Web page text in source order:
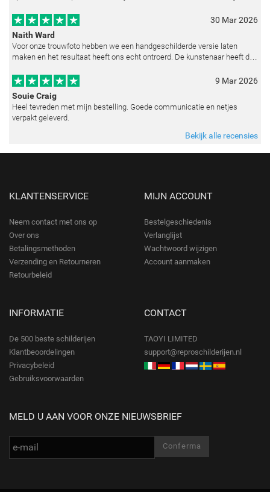
30 Mar 2026
Naith Ward
Voor onze trouwfoto hebben we een handgeschilderde versie laten
maken en het resultaat heeft ons echt ontroerd. De kunstenaar heeft de
9 Mar 2026
Souie Craig
Heel tevreden met mijn bestelling. Goede communicatie en netjes
verpakt geleverd.
Bekijk alle recensies
KLANTENSERVICE
Neem contact met ons op
Over ons
Betalingsmethoden
Verzending en Retourneren
Retourbeleid
MIJN ACCOUNT
Bestelgeschiedenis
Verlanglijst
Wachtwoord wijzigen
Account aanmaken
INFORMATIE
De 500 beste schilderijen
Klantbeoordelingen
Privacybeleid
Gebruiksvoorwaarden
CONTACT
TAOYI LIMITED
support@reproschilderijen.nl
MELD U AAN VOOR ONZE NIEUWSBRIEF